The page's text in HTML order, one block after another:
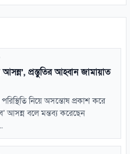
প্রস্তুতির আহ্বান জামায়াত
নিয়ে অসন্তোষ প্রকাশ করে
আসন্ন বলে মন্তব্য করেছেন